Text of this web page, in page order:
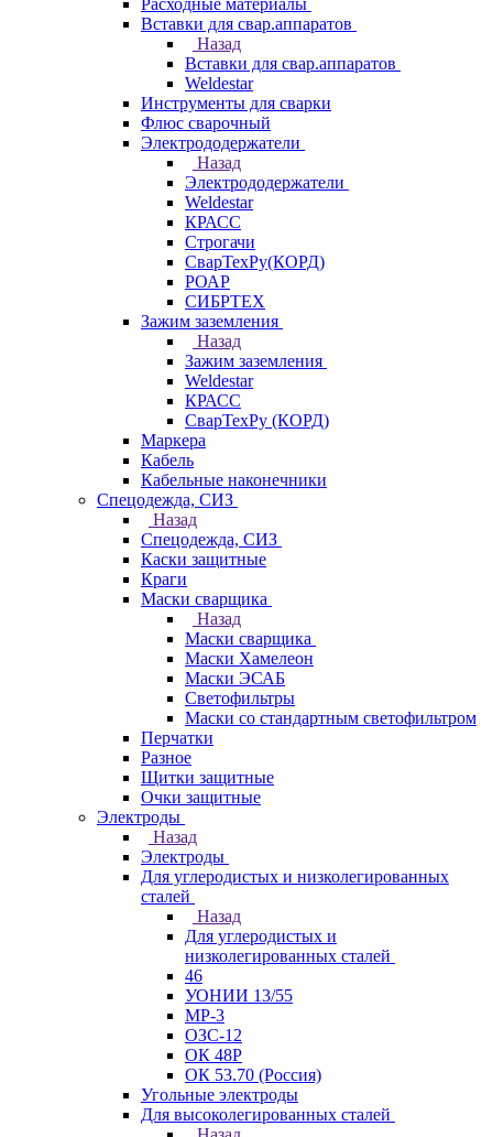
Расходные материалы
Вставки для свар.аппаратов
Назад
Вставки для свар.аппаратов
Weldestar
Инструменты для сварки
Флюс сварочный
Электрододержатели
Назад
Электрододержатели
Weldestar
КРАСС
Строгачи
СварТехРу(КОРД)
РОАР
СИБРТЕХ
Зажим заземления
Назад
Зажим заземления
Weldestar
КРАСС
СварТехРу (КОРД)
Маркера
Кабель
Кабельные наконечники
Спецодежда, СИЗ
Назад
Спецодежда, СИЗ
Каски защитные
Краги
Маски сварщика
Назад
Маски сварщика
Маски Хамелеон
Маски ЭСАБ
Светофильтры
Маски со стандартным светофильтром
Перчатки
Разное
Щитки защитные
Очки защитные
Электроды
Назад
Электроды
Для углеродистых и низколегированных
сталей
Назад
Для углеродистых и
низколегированных сталей
46
УОНИИ 13/55
МР-3
ОЗС-12
ОК 48Р
ОК 53.70 (Россия)
Угольные электроды
Для высоколегированных сталей